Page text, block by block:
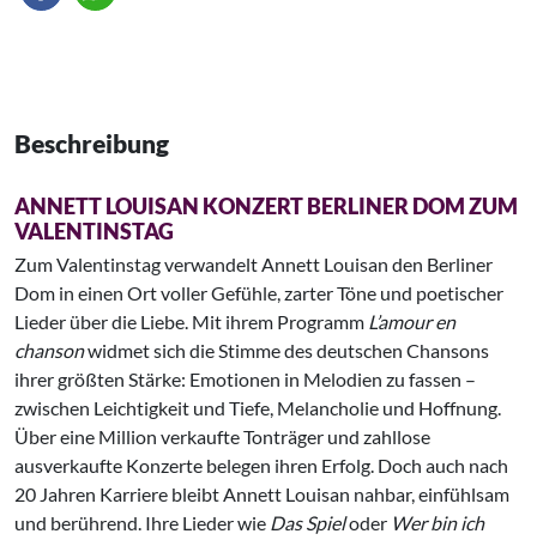
Beschreibung
ANNETT LOUISAN KONZERT BERLINER DOM ZUM
VALENTINSTAG
Zum Valentinstag verwandelt Annett Louisan den Berliner
Dom in einen Ort voller Gefühle, zarter Töne und poetischer
Lieder über die Liebe. Mit ihrem Programm L’amour en
chansonwidmet sich die Stimme des deutschen Chansons
ihrer größten Stärke: Emotionen in Melodien zu fassen –
zwischen Leichtigkeit und Tiefe, Melancholie und Hoffnung.
Über eine Million verkaufte Tonträger und zahllose
ausverkaufte Konzerte belegen ihren Erfolg. Doch auch nach
20 Jahren Karriere bleibt Annett Louisan nahbar, einfühlsam
und berührend. Ihre Lieder wie Das Spieloder Wer bin ich